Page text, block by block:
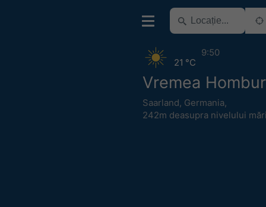
Vremea
Saarland, Germania,
242m deasupra nivelului
21 °C
9:50